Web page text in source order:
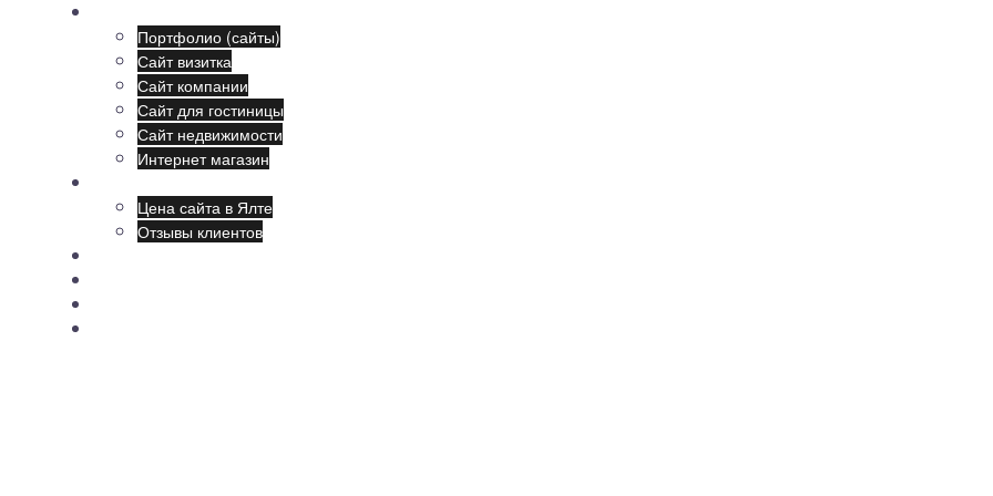
Портфолио (сайты)
Сайт визитка
Сайт компании
Сайт для гостиницы
Сайт недвижимости
Интернет магазин
Цена сайта в Ялте
Отзывы клиентов